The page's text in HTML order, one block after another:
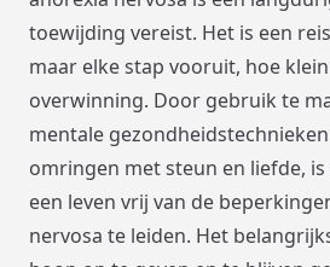
toewijding vereist. Het is een
maar elke stap vooruit, hoe
overwinning. Door gebruik te
mentale
omringen met steun en liefde,
een leven vrij van de
nervosa te leiden. Het